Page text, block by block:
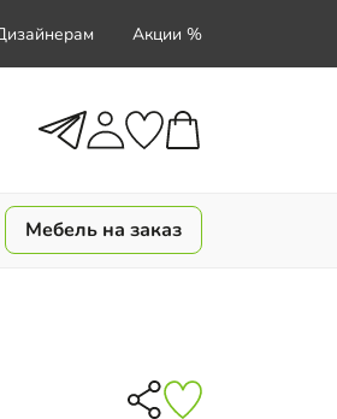
Акции %
Мебель на заказ